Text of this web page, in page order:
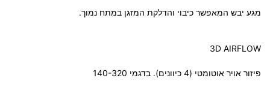
מגע יבש המאפשר כיבוי והדלקת המזגן במתח נמוך.
3D AIRFLOW
פיזור אויר אוטומטי (4 כיוונים). בדגמי 140-320